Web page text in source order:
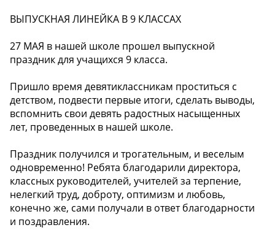
ВЫПУСКНАЯ ЛИНЕЙКА В 9 КЛАССАХ
27 МАЯ в нашей школе прошел выпускной
праздник для учащихся 9 класса.
Пришло время девятиклассникам проститься с
детством, подвести первые итоги, сделать выводы,
вспомнить свои девять радостных насыщенных
лет, проведенных в нашей школе.
Праздник получился и трогательным, и веселым
одновременно! Ребята благодарили директора,
классных руководителей, учителей за терпение,
нелегкий труд, доброту, оптимизм и любовь,
конечно же, сами получали в ответ благодарности
и поздравления.